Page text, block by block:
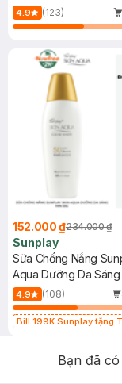
4.9 (123)
152.000 ₫234.000 ₫
Sunplay
Sữa Chống Nắng
Aqua Dưỡng Da
4.9 (108)
Bill 199K Sunplay tặng
Bạn đã